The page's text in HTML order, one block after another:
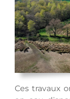
Ces travaux